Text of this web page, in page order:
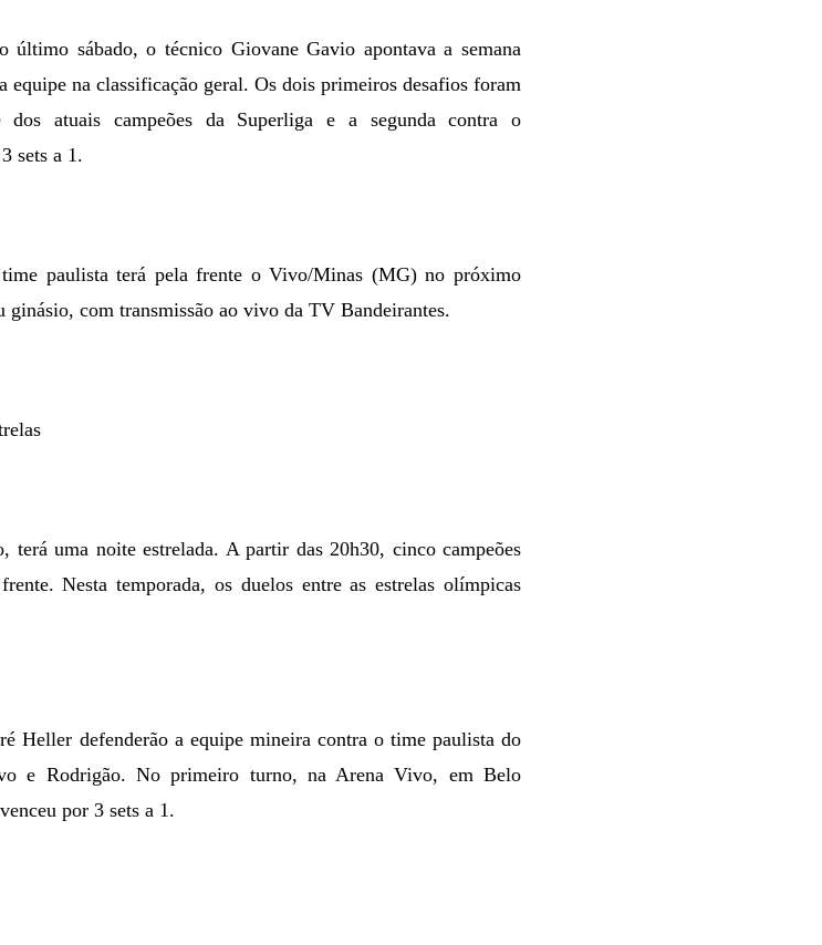
sábado, o técnico Giovane Gavio apontava a semana
equipe na classificação geral. Os dois primeiros desafios foram
atuais campeões da Superliga e a segunda contra o
sets a 1.
paulista terá pela frente o Vivo/Minas (MG) no próximo
com transmissão ao vivo da TV Bandeirantes.
, terá uma noite estrelada. A partir das 20h30, cinco campeões
Nesta temporada, os duelos entre as estrelas olímpicas
Heller defenderão a equipe mineira contra o time paulista do
e Rodrigão. No primeiro turno, na Arena Vivo, em Belo
por 3 sets a 1.